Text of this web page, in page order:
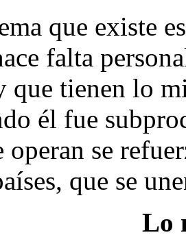
que existe
falta
que tienen lo
él fue
operan se
que se
Lo